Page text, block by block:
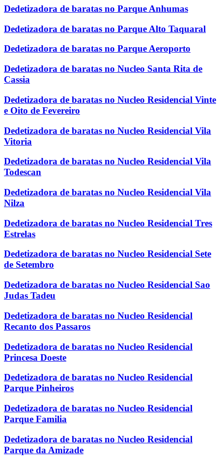
Dedetizadora de baratas no Parque Anhumas
Dedetizadora de baratas no Parque Alto Taquaral
Dedetizadora de baratas no Parque Aeroporto
Dedetizadora de baratas no Nucleo Santa Rita de
Cassia
Dedetizadora de baratas no Nucleo Residencial Vinte
e Oito de Fevereiro
Dedetizadora de baratas no Nucleo Residencial Vila
Vitoria
Dedetizadora de baratas no Nucleo Residencial Vila
Todescan
Dedetizadora de baratas no Nucleo Residencial Vila
Nilza
Dedetizadora de baratas no Nucleo Residencial Tres
Estrelas
Dedetizadora de baratas no Nucleo Residencial Sete
de Setembro
Dedetizadora de baratas no Nucleo Residencial Sao
Judas Tadeu
Dedetizadora de baratas no Nucleo Residencial
Recanto dos Passaros
Dedetizadora de baratas no Nucleo Residencial
Princesa Doeste
Dedetizadora de baratas no Nucleo Residencial
Parque Pinheiros
Dedetizadora de baratas no Nucleo Residencial
Parque Familia
Dedetizadora de baratas no Nucleo Residencial
Parque da Amizade